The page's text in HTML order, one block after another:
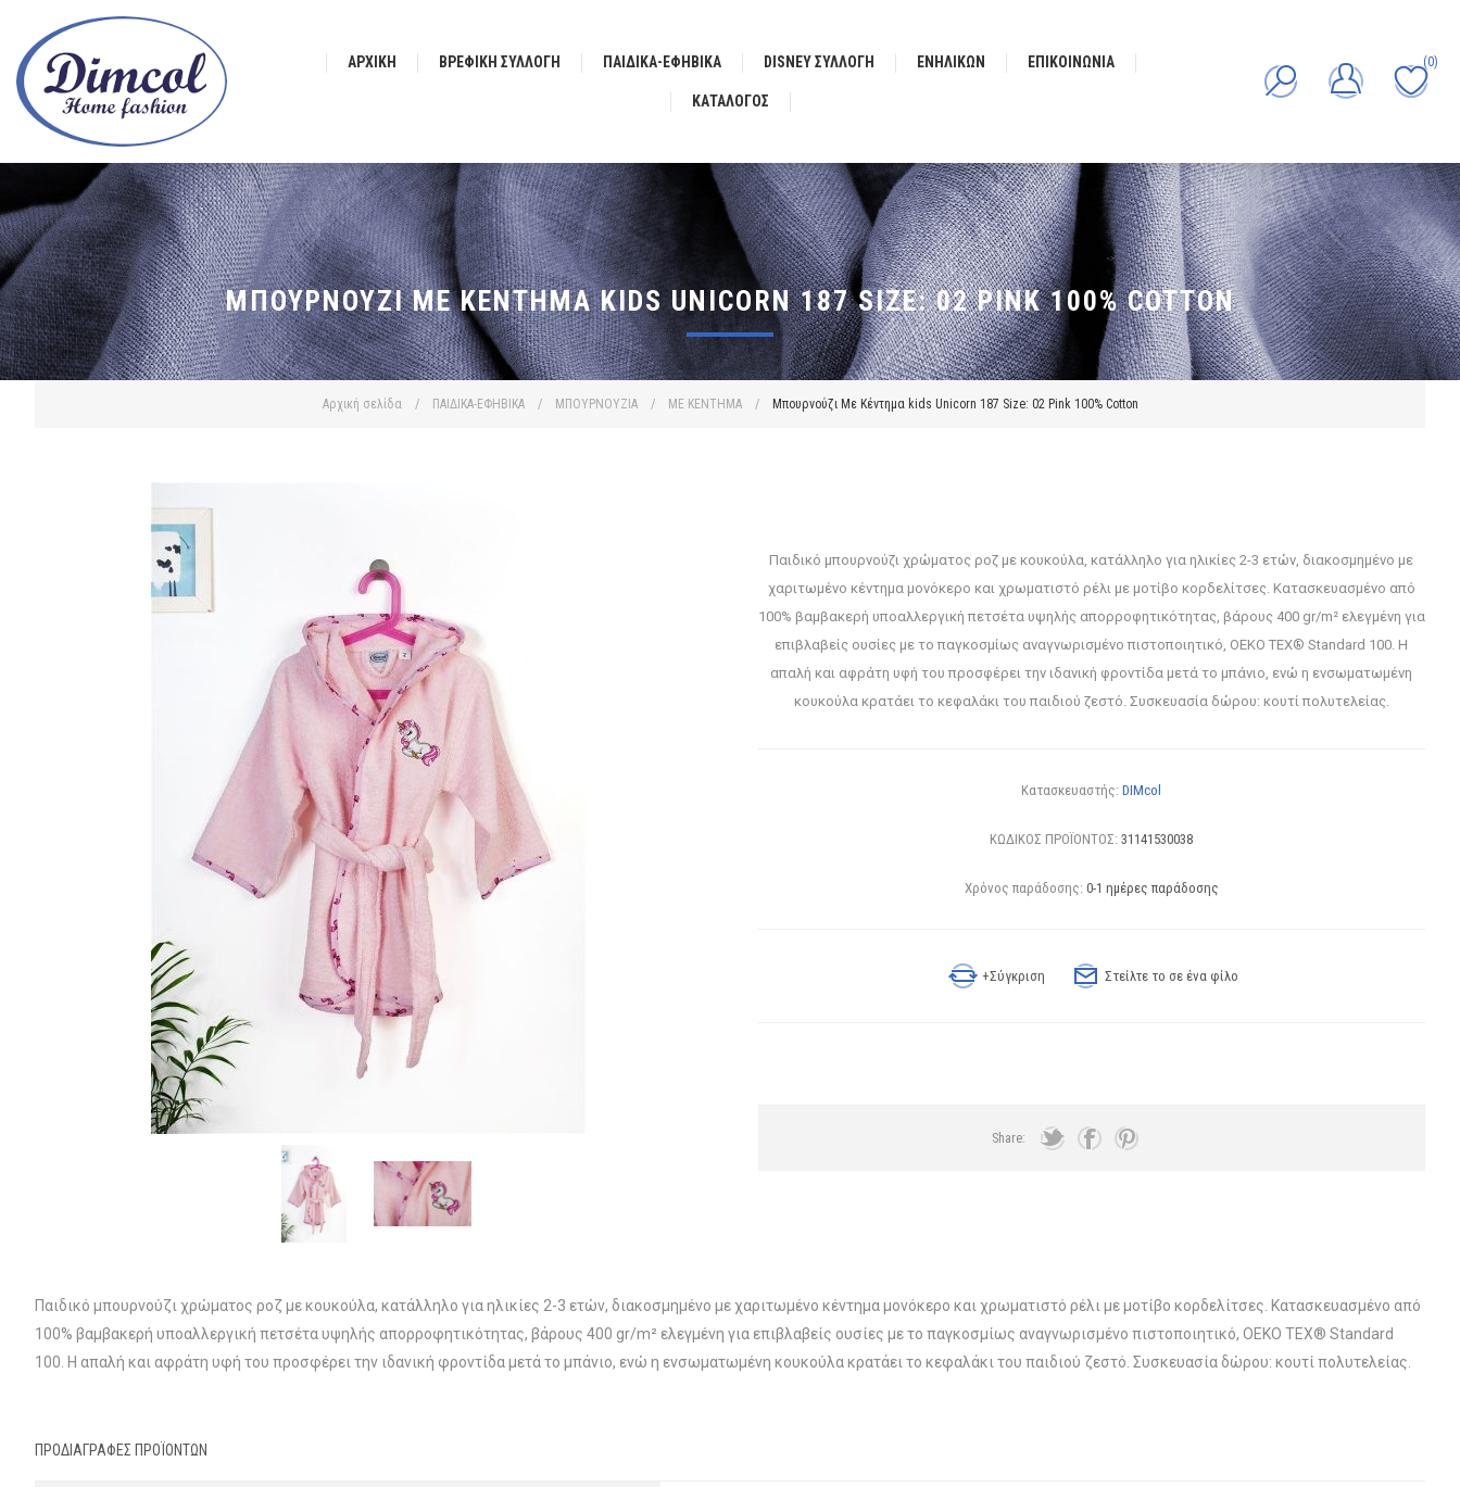
ΑΡΧΙΚΉ ΒΡΕΦΙΚΗ ΣΥΛΛΟΓΗ ΠΑΙΔΙΚΑ-ΕΦΗΒΙΚΑ DISNEY ΣΥΛΛΟΓΗ ΕΝΗΛΙΚΩΝ ΕΠΙΚΟΙΝΩΝΊΑ
ΚΑΤΆΛΟΓΟΣ
(0)
Αρχική σελίδα / ΠΑΙΔΙΚΑ-ΕΦΗΒΙΚΑ / ΜΠΟΥΡΝΟΥΖΙΑ / ΜΕ ΚΕΝΤΗΜΑ / Μπουρνούζι Με Κέντημα kids Unicorn 187 Size: 02 Pink 100% Cotton
ΜΠΟΥΡΝΟΎΖΙ ΜΕ ΚΈΝΤΗΜΑ KIDS UNICORN 187 SIZE: 02 PINK 100% COTTON
Παιδικό μπουρνούζι χρώματος ροζ με κουκούλα, κατάλληλο για ηλικίες 2-3 ετών, διακοσμημένο με
χαριτωμένο κέντημα μονόκερο και χρωματιστό ρέλι με μοτίβο κορδελίτσες. Κατασκευασμένο από
100% βαμβακερή υποαλλεργική πετσέτα υψηλής απορροφητικότητας, βάρους 400 gr/m² ελεγμένη για
επιβλαβείς ουσίες με το παγκοσμίως αναγνωρισμένο πιστοποιητικό, OEKO TEX® Standard 100. Η
απαλή και αφράτη υφή του προσφέρει την ιδανική φροντίδα μετά το μπάνιο, ενώ η ενσωματωμένη
κουκούλα κρατάει το κεφαλάκι του παιδιού ζεστό. Συσκευασία δώρου: κουτί πολυτελείας.
Κατασκευαστής: DIMcol
ΚΩΔΙΚΟΣ ΠΡΟΪΟΝΤΟΣ: 31141530038
Χρόνος παράδοσης: 0-1 ημέρες παράδοσης
+Σύγκριση Στείλτε το σε ένα φίλο
Share:
Παιδικό μπουρνούζι χρώματος ροζ με κουκούλα, κατάλληλο για ηλικίες 2-3 ετών, διακοσμημένο με χαριτωμένο κέντημα μονόκερο και χρωματιστό ρέλι με μοτίβο κορδελίτσες. Κατασκευασμένο από
100% βαμβακερή υποαλλεργική πετσέτα υψηλής απορροφητικότητας, βάρους 400 gr/m² ελεγμένη για επιβλαβείς ουσίες με το παγκοσμίως αναγνωρισμένο πιστοποιητικό, OEKO TEX® Standard
100. Η απαλή και αφράτη υφή του προσφέρει την ιδανική φροντίδα μετά το μπάνιο, ενώ η ενσωματωμένη κουκούλα κρατάει το κεφαλάκι του παιδιού ζεστό. Συσκευασία δώρου: κουτί πολυτελείας.
ΠΡΟΔΙΑΓΡΑΦΈΣ ΠΡΟΪΌΝΤΩΝ